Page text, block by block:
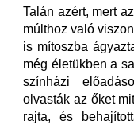
Talán azért, mert
múlthoz való
is mítoszba
még életükben a
színházi
olvasták az őket
rajta, és